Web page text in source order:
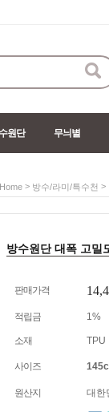
원단 무늬별
Home > 방수/라미/특수천 >
방수원단 대폭 고밀
판매가격
적립금 1%
소재 TPU
사이즈
원산지 대한